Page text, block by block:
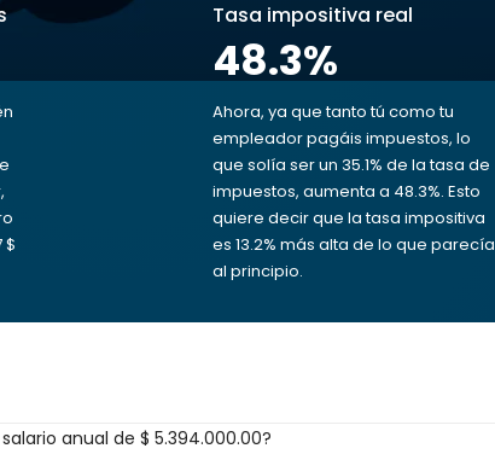
$
Tasa impositiva real
48.3%
Ahora, ya que tanto tú como tu
empleador pagáis impuestos, lo
que solía ser un 35.1% de la tasa de
impuestos, aumenta a 48.3%. Esto
quiere decir que la tasa impositiva
es 13.2% más alta de lo que parecía
al principio.
anual de $ 5.394.000.00?